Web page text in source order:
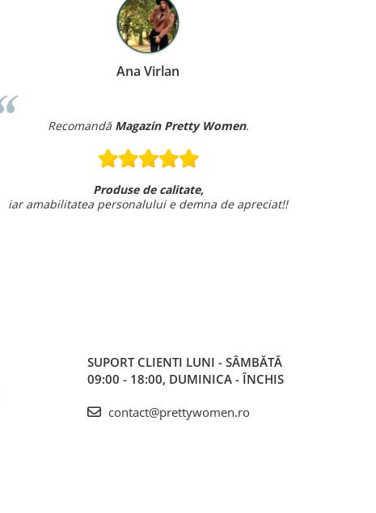
Ana Virlan
Recomandă Magazin Pretty Women.
Produse de calitate,
iar amabilitatea personalului e demna de apreciat!!
SUPORT CLIENTI LUNI - SÂMBĂTĂ
09:00 - 18:00, DUMINICA - ÎNCHIS
contact@prettywomen.ro